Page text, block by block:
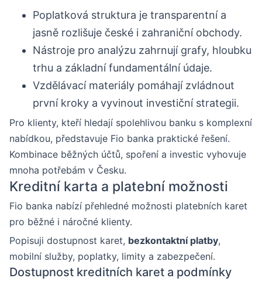
Poplatková struktura je transparentní a
jasně rozlišuje české i zahraniční obchody.
Nástroje pro analýzu zahrnují grafy, hloubku
trhu a základní fundamentální údaje.
Vzdělávací materiály pomáhají zvládnout
první kroky a vyvinout investiční strategii.
Pro klienty, kteří hledají spolehlivou banku s komplexní
nabídkou, představuje Fio banka praktické řešení.
Kombinace běžných účtů, spoření a investic vyhovuje
mnoha potřebám v Česku.
Kreditní karta a platební možnosti
Fio banka nabízí přehledné možnosti platebních karet
pro běžné i náročné klienty.
Popisuji dostupnost karet, bezkontaktní platby,
mobilní služby, poplatky, limity a zabezpečení.
Dostupnost kreditních karet a podmínky